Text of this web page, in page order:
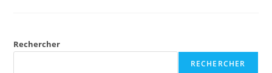
Rechercher
RECHERCHER